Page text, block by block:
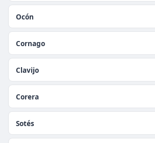
Ocón
Cornago
Clavijo
Corera
Sotés